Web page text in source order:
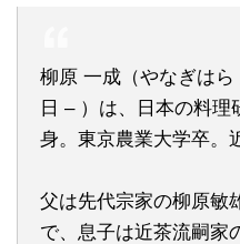
柳原 一成（やなぎは
日 – ）は、日本の料
身。東京農業大学卒。
父は先代宗家の柳原敏
で、息子は近茶流嗣家